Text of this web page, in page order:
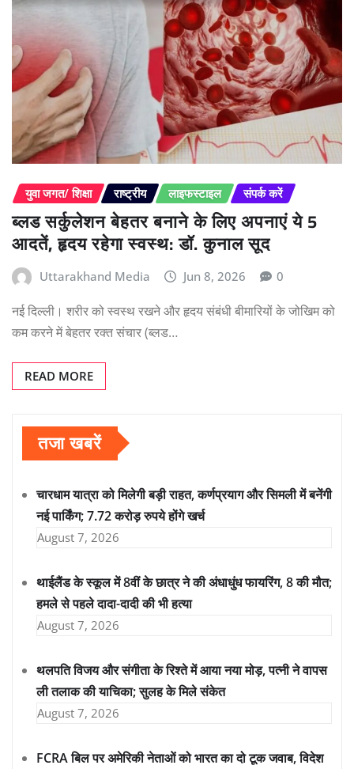
युवा जगत/ शिक्षा राष्ट्रीय लाइफस्टाइल संपर्क करें
ब्लड सर्कुलेशन बेहतर बनाने के लिए अपनाएं ये 5
आदतें, हृदय रहेगा स्वस्थ: डॉ. कुनाल सूद
Uttarakhand Media Jun 8, 2026 0
नई दिल्ली। शरीर को स्वस्थ रखने और हृदय संबंधी बीमारियों के जोखिम को
कम करने में बेहतर रक्त संचार (ब्लड…
READ MORE
तजा खबरें
चारधाम यात्रा को मिलेगी बड़ी राहत, कर्णप्रयाग और सिमली में बनेंगी
नई पार्किंग; 7.72 करोड़ रुपये होंगे खर्च
August 7, 2026
थाईलैंड के स्कूल में 8वीं के छात्र ने की अंधाधुंध फायरिंग, 8 की मौत;
हमले से पहले दादा-दादी की भी हत्या
August 7, 2026
थलपति विजय और संगीता के रिश्ते में आया नया मोड़, पत्नी ने वापस
ली तलाक की याचिका; सुलह के मिले संकेत
August 7, 2026
FCRA बिल पर अमेरिकी नेताओं को भारत का दो टूक जवाब, विदेश